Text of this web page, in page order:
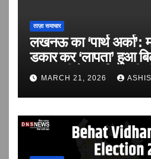
ताज़ा समाचार
लखनऊ का ‘पार्थ अर्का’:
डकार कर ‘लापता’ हुआ
सरपरस्ती में आवंटियों की
MARCH 21, 2026